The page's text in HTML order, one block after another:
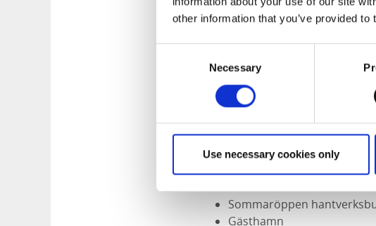
other information that you’ve provided
Necessary
Use necessary cookies only
Vägbeskrivning &
alla större vägar i området.
Service
Ät gott på Baldersnäs
Övernatta på Baldernäs
Sommarcaféet "Café Allé"
Toaletter finns i ladan
Sommaröppen
Gästhamn